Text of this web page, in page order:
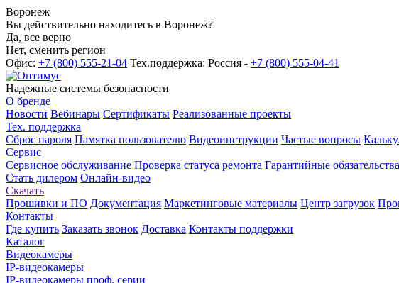
Воронеж
Вы действительно находитесь в Воронеж?
Да, все верно
Нет, сменить регион
Офис: +7 (800) 555-21-04 Тех.поддержка: Россия - +7 (800) 555-04-41
Надежные системы безопасности
О бренде
Новости Вебинары Сертификаты Реализованные проекты
Тех. поддержка
Сброс пароля Памятка пользователю Видеоинструкции Частые вопросы
Сервис
Сервисное обслуживание Проверка статуса ремонта Гарантийные обязательства
Стать дилером Онлайн-видео
Скачать
Прошивки и ПО Документация Маркетинговые материалы Центр загрузок
Контакты
Где купить Заказать звонок Доставка Контакты поддержки
Каталог
Видеокамеры
IP-видеокамеры
IP-видеокамеры проф. серии